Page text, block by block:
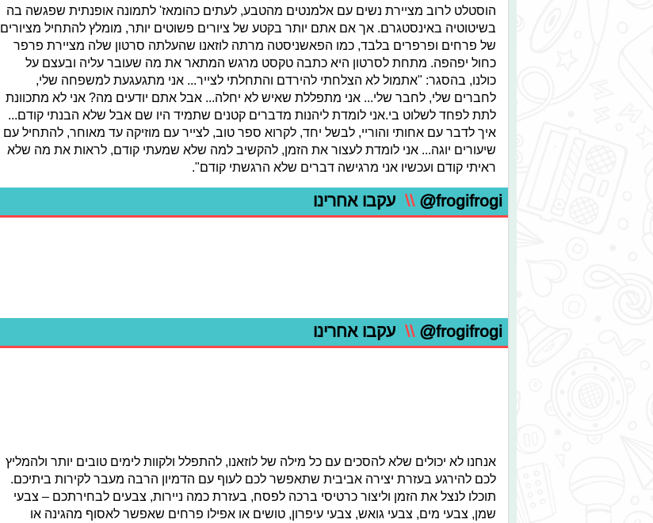
הוסטלט לרוב מציירת נשים עם אלמנטים מהטבע, לעתים כהומאז' לתמונה אופנתית שפגשה בה
בשיטוטיה באינסטגרם. אך אם אתם יותר בקטע של ציורים פשוטים יותר, מומלץ להתחיל מציורים
של פרחים ופרפרים בלבד, כמו הפאשניסטה מרתה לוזאנו שהעלתה סרטון שלה מציירת פרפר
כחול יפהפה. מתחת לסרטון היא כתבה טקסט מרגש המתאר את מה שעובר עליה ובעצם על
כולנו, בהסגר: "אתמול לא הצלחתי להירדם והתחלתי לצייר... אני מתגעגעת למשפחה שלי,
לחברים שלי, לחבר שלי... אני מתפללת שאיש לא יחלה... אבל אתם יודעים מה? אני לא מתכוונת
לתת לפחד לשלוט בי.אני לומדת ליהנות מדברים קטנים שתמיד היו שם אבל שלא הבנתי קודם...
איך לדבר עם אחותי והוריי, לבשל יחד, לקרוא ספר טוב, לצייר עם מוזיקה עד מאוחר, להתחיל עם
שיעורים יוגה... אני לומדת לעצור את הזמן, להקשיב למה שלא שמעתי קודם, לראות את מה שלא
ראיתי קודם ועכשיו אני מרגישה דברים שלא הרגשתי קודם".
@frogifrogi
\\ עקבו אחרינו
@frogifrogi
\\ עקבו אחרינו
אנחנו לא יכולים שלא להסכים עם כל מילה של לוזאנו, להתפלל ולקוות לימים טובים יותר ולהמליץ
לכם להירגע בעזרת יצירה אביבית שתאפשר לכם לעוף עם הדמיון הרבה מעבר לקירות ביתיכם.
תוכלו לנצל את הזמן וליצור כרטיסי ברכה לפסח, בעזרת כמה ניירות, צבעים לבחירתכם – צבעי
שמן, צבעי מים, צבעי גואש, צבעי עיפרון, טושים או אפילו פרחים שאפשר לאסוף מהגינה או